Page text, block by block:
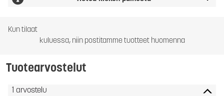
Kun tilaat
kuluessa, niin postitamme tuotteet huomenna
Tuotearvostelut
1 arvostelu